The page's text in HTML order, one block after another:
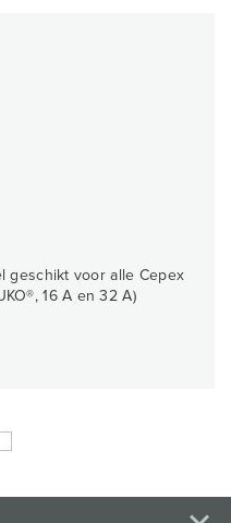
geschikt voor alle Cepex
16 A en 32 A)